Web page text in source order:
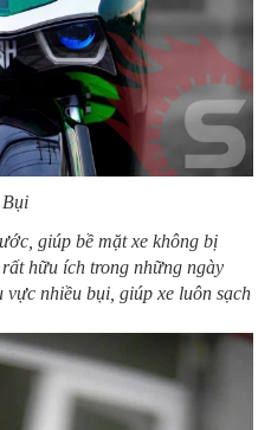
giúp bề mặt xe không bị
hữu ích trong những ngày
nhiều bụi, giúp xe luôn sạch